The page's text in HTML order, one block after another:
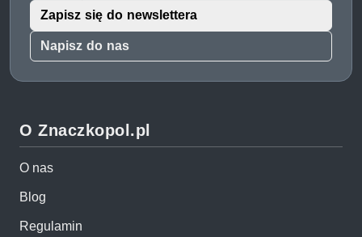
Napisz do nas
Zapisz się do newslettera
O Znaczkopol.pl
O nas
Blog
Regulamin